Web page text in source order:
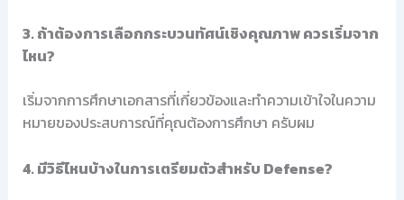
3. ถ้าต้องการเลือกกระบวนทัศน์เชิงคุณภาพ ควรเริ่มจาก
ไหน?
เริ่มจากการศึกษาเอกสารที่เกี่ยวข้องและทำความเข้าใจในความ
หมายของประสบการณ์ที่คุณต้องการศึกษา ครับผม
4. มีวิธีไหนบ้างในการเตรียมตัวสำหรับ Defense?